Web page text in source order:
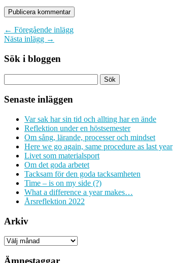
← Föregående inlägg
Nästa inlägg →
Sök i bloggen
Senaste inläggen
Var sak har sin tid och allting har en ände
Reflektion under en höstsemester
Om sång, lärande, processer och mindset
Here we go again, same procedure as last year
Livet som materialsport
Om det goda arbetet
Tacksam för den goda tacksamheten
Time – is on my side (?)
What a difference a year makes…
Årsreflektion 2022
Arkiv
Arkiv
Ämnestaggar